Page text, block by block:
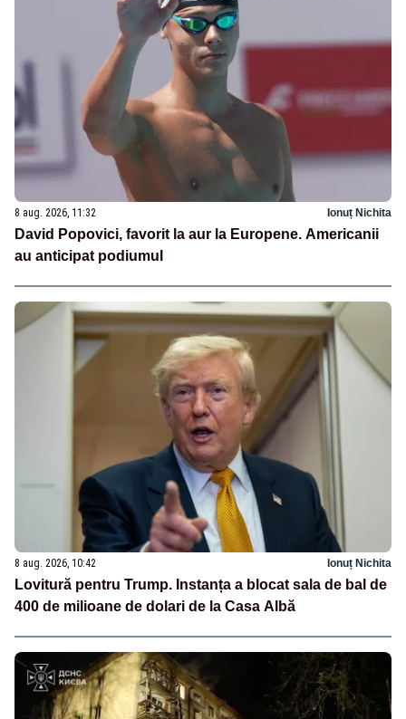
8 aug. 2026, 11:32 Ionuț Nichita
David Popovici, favorit la aur la Europene. Americanii
au anticipat podiumul
8 aug. 2026, 10:42 Ionuț Nichita
Lovitură pentru Trump. Instanța a blocat sala de bal de
400 de milioane de dolari de la Casa Albă